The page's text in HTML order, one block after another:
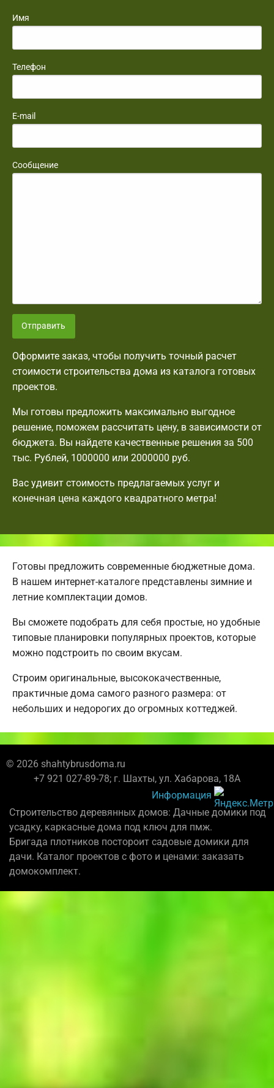
Имя
Телефон
E-mail
Сообщение
Отправить
Оформите заказ, чтобы получить точный расчет
стоимости строительства дома из каталога готовых
проектов.
Мы готовы предложить максимально выгодное
решение, поможем рассчитать цену, в зависимости от
бюджета. Вы найдете качественные решения за 500
тыс. Рублей, 1000000 или 2000000 руб.
Вас удивит стоимость предлагаемых услуг и
конечная цена каждого квадратного метра!
Готовы предложить современные бюджетные дома.
В нашем интернет-каталоге представлены зимние и
летние комплектации домов.
Вы сможете подобрать для себя простые, но удобные
типовые планировки популярных проектов, которые
можно подстроить по своим вкусам.
Строим оригинальные, высококачественные,
практичные дома самого разного размера: от
небольших и недорогих до огромных коттеджей.
© 2026 shahtybrusdoma.ru
+7 921 027-89-78; г. Шахты, ул. Хабарова, 18А
Информация
Строительство деревянных домов: Дачные домики под
усадку, каркасные дома под ключ для пмж.
Бригада плотников постороит садовые домики для
дачи. Каталог проектов с фото и ценами: заказать
домокомплект.